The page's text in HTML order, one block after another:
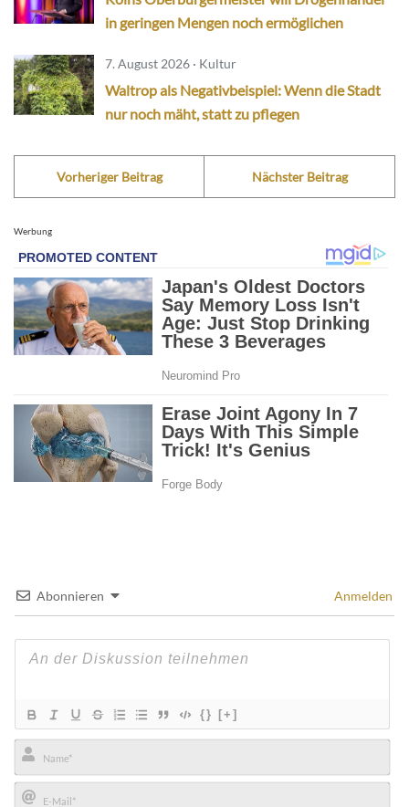
in geringen Mengen noch ermöglichen
7. August 2026 · Kultur
Waltrop als Negativbeispiel: Wenn die Stadt
nur noch mäht, statt zu pflegen
Vorheriger Beitrag Nächster Beitrag
Werbung
Abonnieren Anmelden
{} [+]
Name*